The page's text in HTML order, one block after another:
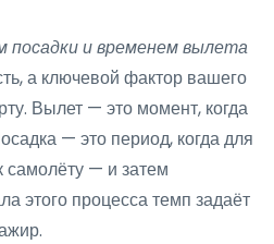
посадки и временем вылета
а ключевой фактор вашего
Вылет — это момент, когда
— это период, когда для
самолёту — и затем
этого процесса темп задаёт